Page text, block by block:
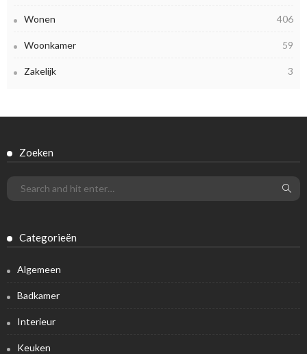
Wonen 406
Woonkamer 59
Zakelijk 3
Zoeken
Categorieën
Algemeen
Badkamer
Interieur
Keuken